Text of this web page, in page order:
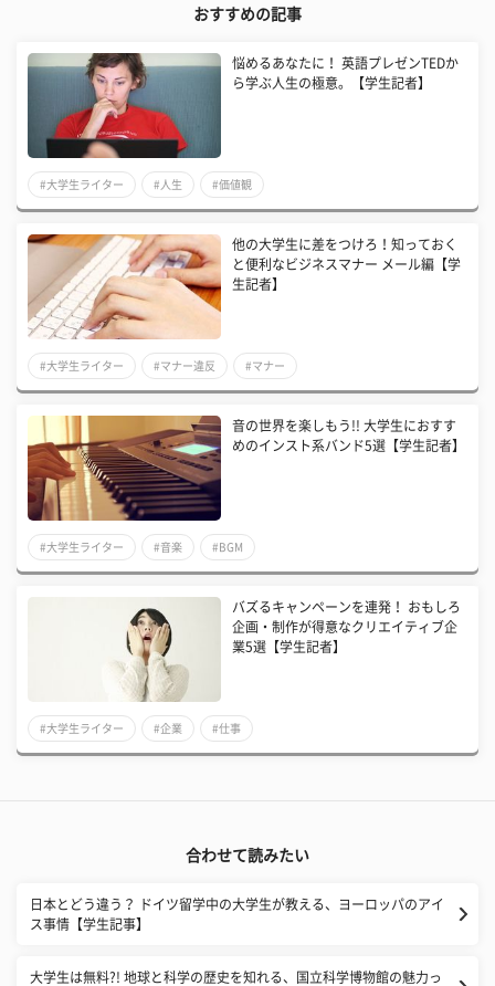
おすすめの記事
悩めるあなたに！ 英語プレゼンTEDか
ら学ぶ人生の極意。【学生記者】
#大学生ライター #人生 #価値観
他の大学生に差をつけろ！知っておく
と便利なビジネスマナー メール編【学
生記者】
#大学生ライター #マナー違反 #マナー
音の世界を楽しもう!! 大学生におすす
めのインスト系バンド5選【学生記者】
#大学生ライター #音楽 #BGM
バズるキャンペーンを連発！ おもしろ
企画・制作が得意なクリエイティブ企
業5選【学生記者】
#大学生ライター #企業 #仕事
合わせて読みたい
日本とどう違う？ ドイツ留学中の大学生が教える、ヨーロッパのアイ
ス事情【学生記事】
大学生は無料?! 地球と科学の歴史を知れる、国立科学博物館の魅力っ